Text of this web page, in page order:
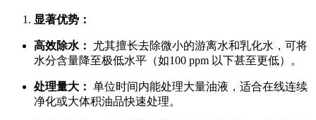
显著优势：
高效除水：
尤其擅长去除微小的游离水和乳化水，可将
水分含量降至极低水平（如100 ppm 以下甚至更低）。
处理量大： 单位时间内能处理大量油液，适合在线连续
净化或大体积油品快速处理。